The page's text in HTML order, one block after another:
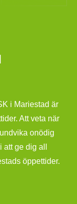
i Mariestad är
Att veta när
onödig
ge dig all
öppettider.